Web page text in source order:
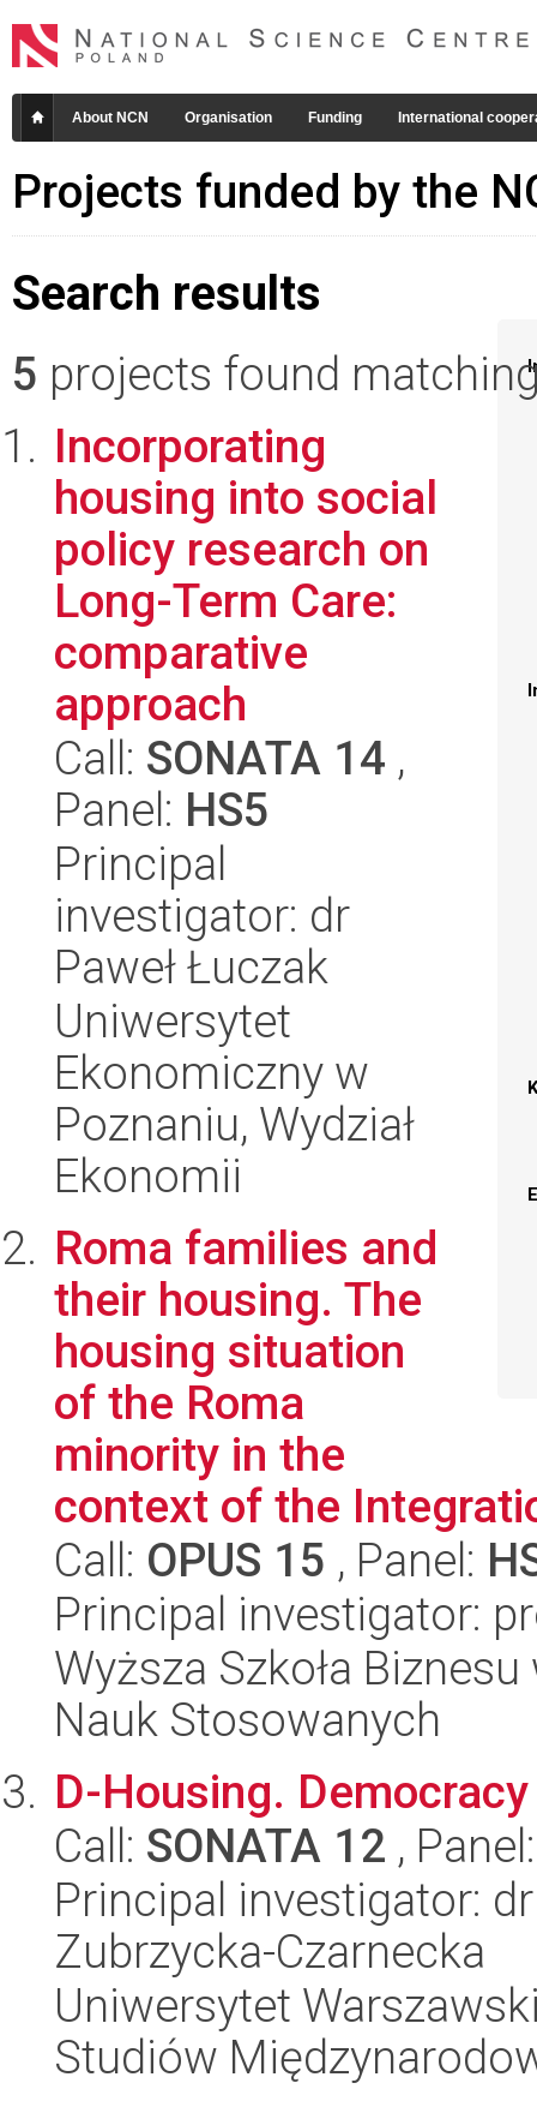
About NCN Organisation Funding International
Projects funded by the
Search results
5 projects found
Incorporating
housing into social
policy research on
Long-Term Care:
comparative
approach
Call: SONATA 14 ,
Panel: HS5
Principal
investigator: dr
Paweł Łuczak
Uniwersytet
Ekonomiczny w
Poznaniu, Wydział
Ekonomii
Roma families and
their housing. The
housing situation
of the Roma
minority in the
context of the
Call: OPUS 15 , Panel:
Principal investigator:
Wyższa Szkoła
Nauk Stosowanych
D-Housing.
Call: SONATA 12 ,
Principal investigator:
Zubrzycka-Czarnecka
Uniwersytet
Studiów